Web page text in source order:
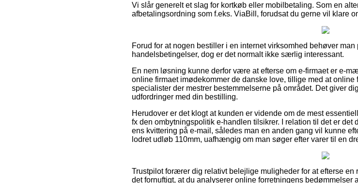
Vi slår generelt et slag for kortkøb eller mobilbetaling. Som en
afbetalingsordning som f.eks. ViaBill, forudsat du gerne vil klare
Forud for at nogen bestiller i en internet virksomhed behøver
handelsbetingelser, dog er det normalt ikke særlig interessant.
En nem løsning kunne derfor være at efterse om e-firmaet er e-
online firmaet imødekommer de danske love, tillige med at
specialister der mestrer bestemmelserne på området. Det giver
udfordringer med din bestilling.
Herudover er det klogt at kunden er vidende om de mest
fx den ombytningspolitik e-handlen tilsikrer. I relation til det er det
ens kvittering på e-mail, således man en anden gang vil kunne
lodret udløb 110mm, uafhængig om man søger efter varer til en
Trustpilot forærer dig relativt belejlige muligheder for at efterse
det fornuftigt, at du analyserer online forretningens bedømmelser